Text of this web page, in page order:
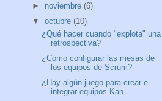
► noviembre (6)
▼ octubre (10)
¿Qué hacer cuando "explota" una
retrospectiva?
¿Cómo configurar las mesas de
los equipos de Scrum?
¿Hay algún juego para crear e
integrar equipos Kan...